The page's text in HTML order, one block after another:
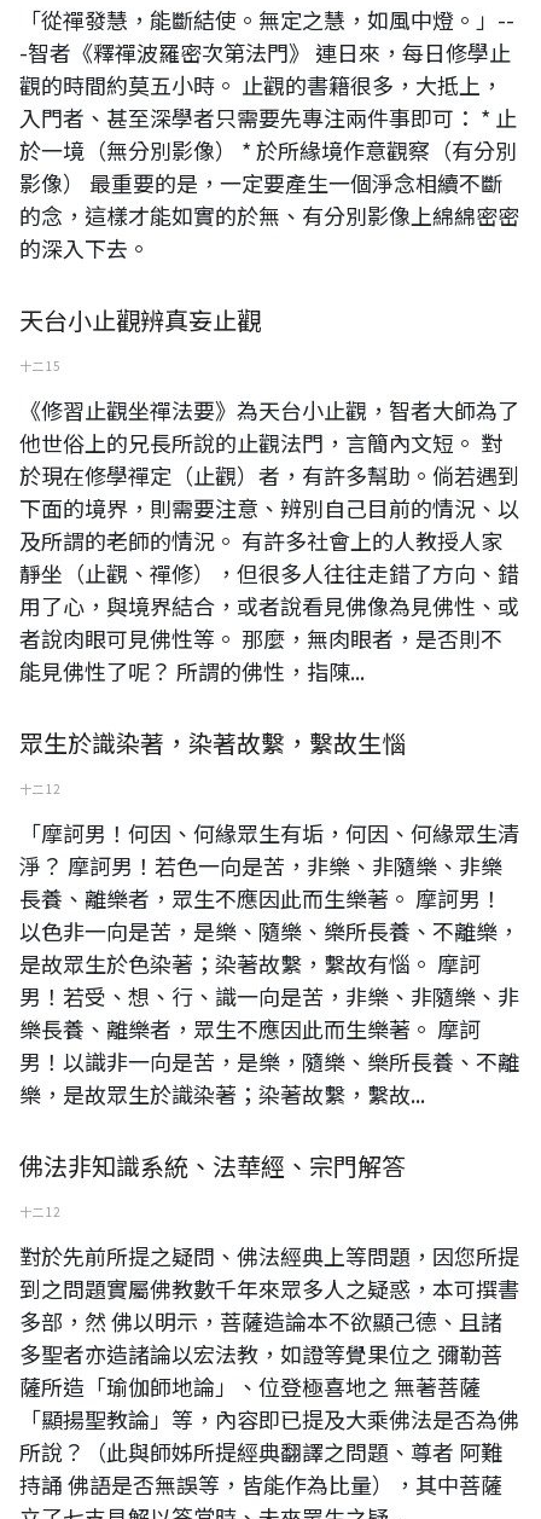
「從禪發慧，能斷結使。無定之慧，如風中燈。」--
-智者《釋禪波羅密次第法門》 連日來，每日修學止
觀的時間約莫五小時。 止觀的書籍很多，大抵上，
入門者、甚至深學者只需要先專注兩件事即可： * 止
於一境（無分別影像） * 於所緣境作意觀察（有分別
影像） 最重要的是，一定要產生一個淨念相續不斷
的念，這樣才能如實的於無、有分別影像上綿綿密密
的深入下去。
天台小止觀辨真妄止觀
十二 15
《修習止觀坐禪法要》為天台小止觀，智者大師為了
他世俗上的兄長所說的止觀法門，言簡內文短。 對
於現在修學禪定（止觀）者，有許多幫助。倘若遇到
下面的境界，則需要注意、辨別自己目前的情況、以
及所謂的老師的情況。 有許多社會上的人教授人家
靜坐（止觀、禪修），但很多人往往走錯了方向、錯
用了心，與境界結合，或者說看見佛像為見佛性、或
者說肉眼可見佛性等。 那麼，無肉眼者，是否則不
能見佛性了呢？ 所謂的佛性，指陳...
眾生於識染著，染著故繫，繫故生惱
十二 12
「摩訶男！何因、何緣眾生有垢，何因、何緣眾生清
淨？ 摩訶男！若色一向是苦，非樂、非隨樂、非樂
長養、離樂者，眾生不應因此而生樂著。 摩訶男！
以色非一向是苦，是樂、隨樂、樂所長養、不離樂，
是故眾生於色染著；染著故繫，繫故有惱。 摩訶
男！若受、想、行、識一向是苦，非樂、非隨樂、非
樂長養、離樂者，眾生不應因此而生樂著。 摩訶
男！以識非一向是苦，是樂，隨樂、樂所長養、不離
樂，是故眾生於識染著；染著故繫，繫故...
佛法非知識系統、法華經、宗門解答
十二 12
對於先前所提之疑問、佛法經典上等問題，因您所提
到之問題實屬佛教數千年來眾多人之疑惑，本可撰書
多部，然 佛以明示，菩薩造論本不欲顯己德、且諸
多聖者亦造諸論以宏法教，如證等覺果位之 彌勒菩
薩所造「瑜伽師地論」、位登極喜地之 無著菩薩
「顯揚聖教論」等，內容即已提及大乘佛法是否為佛
所說？（此與師姊所提經典翻譯之問題、尊者 阿難
持誦 佛語是否無誤等，皆能作為比量），其中菩薩